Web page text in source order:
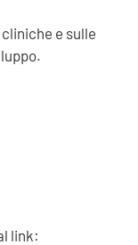
e sulle
link: